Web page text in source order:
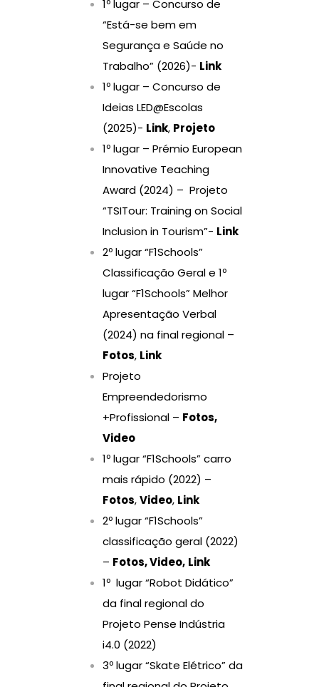
1º lugar – Concurso de
“Está-se bem em
Segurança e Saúde no
Trabalho” (2026)- Link
1º lugar – Concurso de
Ideias LED@Escolas
(2025)- Link, Projeto
1º lugar – Prémio European
Innovative Teaching
Award (2024) – Projeto
“TSITour: Training on Social
Inclusion in Tourism”- Link
2º lugar “F1Schools”
Classificação Geral e 1º
lugar “F1Schools” Melhor
Apresentação Verbal
(2024) na final regional –
Fotos, Link
Projeto
Empreendedorismo
+Profissional – Fotos,
Video
1º lugar “F1Schools” carro
mais rápido (2022) –
Fotos,Video, Link
2º lugar “F1Schools”
classificação geral (2022)
– Fotos,Video, Link
1º lugar “Robot Didático”
da final regional do
Projeto Pense Indústria
i4.0 (2022)
3º lugar “Skate Elétrico” da